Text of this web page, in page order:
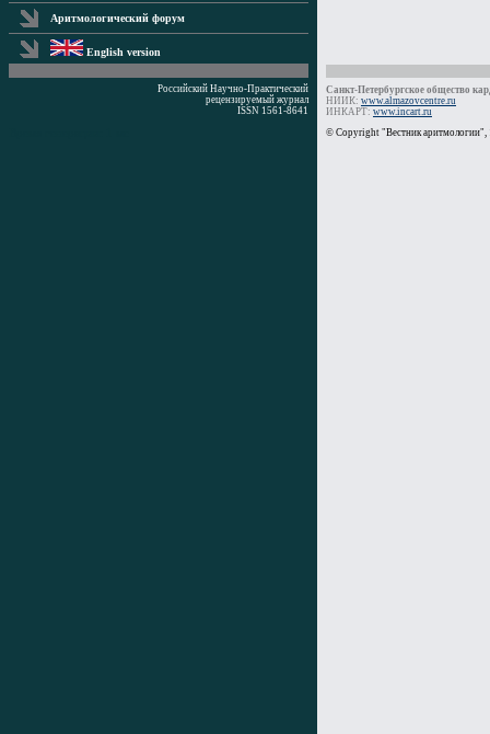
Аритмологический форум
English version
Российский Научно-Практический
рецензируемый журнал
ISSN 1561-8641
Санкт-Петербургское общество
НИИК: www.almazovcentre.ru
ИНКАРТ: www.incart.ru
© Copyright "Вестник аритмологии",